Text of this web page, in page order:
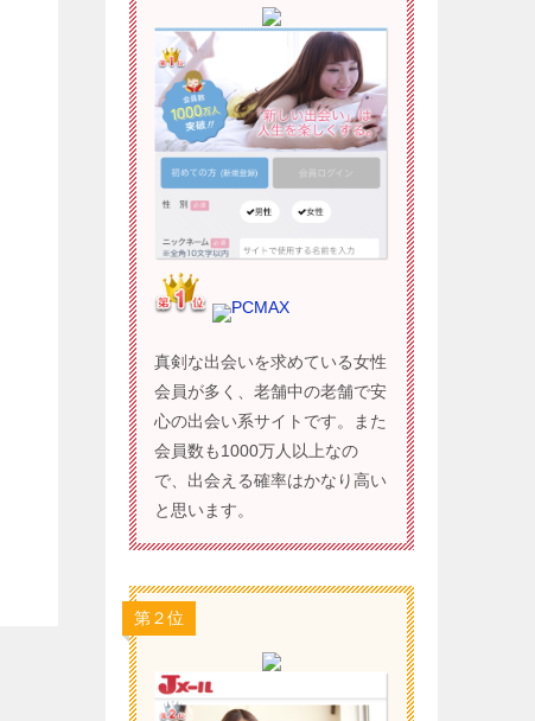
PCMAX
真剣な出会いを求めている女性
会員が多く、老舗中の老舗で安
心の出会い系サイトです。また
会員数も1000万人以上なの
で、出会える確率はかなり高い
と思います。
第２位